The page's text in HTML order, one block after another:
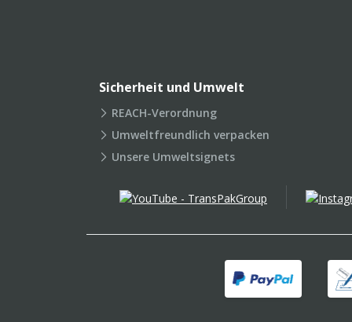
Sicherheit und Umwelt
REACH-Verordnung
Umweltfreundlich verpacken
Unsere Umweltsignets